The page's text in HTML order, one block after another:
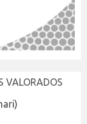
VALORADOS